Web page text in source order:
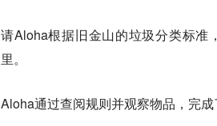
请Aloha根据旧金山的垃圾分类标准
里。
Aloha通过查阅规则并观察物品，完成